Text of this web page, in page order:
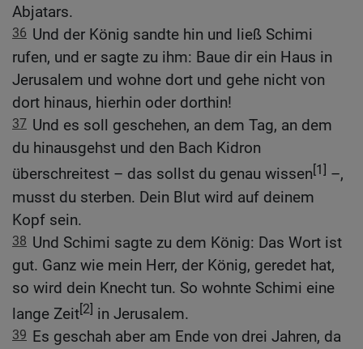
Abjatars.
36 Und der König sandte hin und ließ Schimi
rufen, und er sagte zu ihm: Baue dir ein Haus in
Jerusalem und wohne dort und gehe nicht von
dort hinaus, hierhin oder dorthin!
37 Und es soll geschehen, an dem Tag, an dem
du hinausgehst und den Bach Kidron
überschreitest – das sollst du genau wissen[1] –,
musst du sterben. Dein Blut wird auf deinem
Kopf sein.
38 Und Schimi sagte zu dem König: Das Wort ist
gut. Ganz wie mein Herr, der König, geredet hat,
so wird dein Knecht tun. So wohnte Schimi eine
lange Zeit[2] in Jerusalem.
39 Es geschah aber am Ende von drei Jahren, da